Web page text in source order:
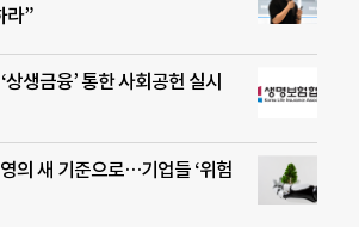
라”
생금융’ 통한 사회공헌 실시
의 새 기준으로…기업들 ‘위험